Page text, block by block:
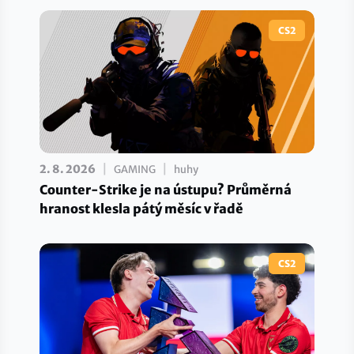
CS2
2. 8. 2026 GAMING huhy
Counter-Strike je na ústupu? Průměrná
hranost klesla pátý měsíc v řadě
CS2